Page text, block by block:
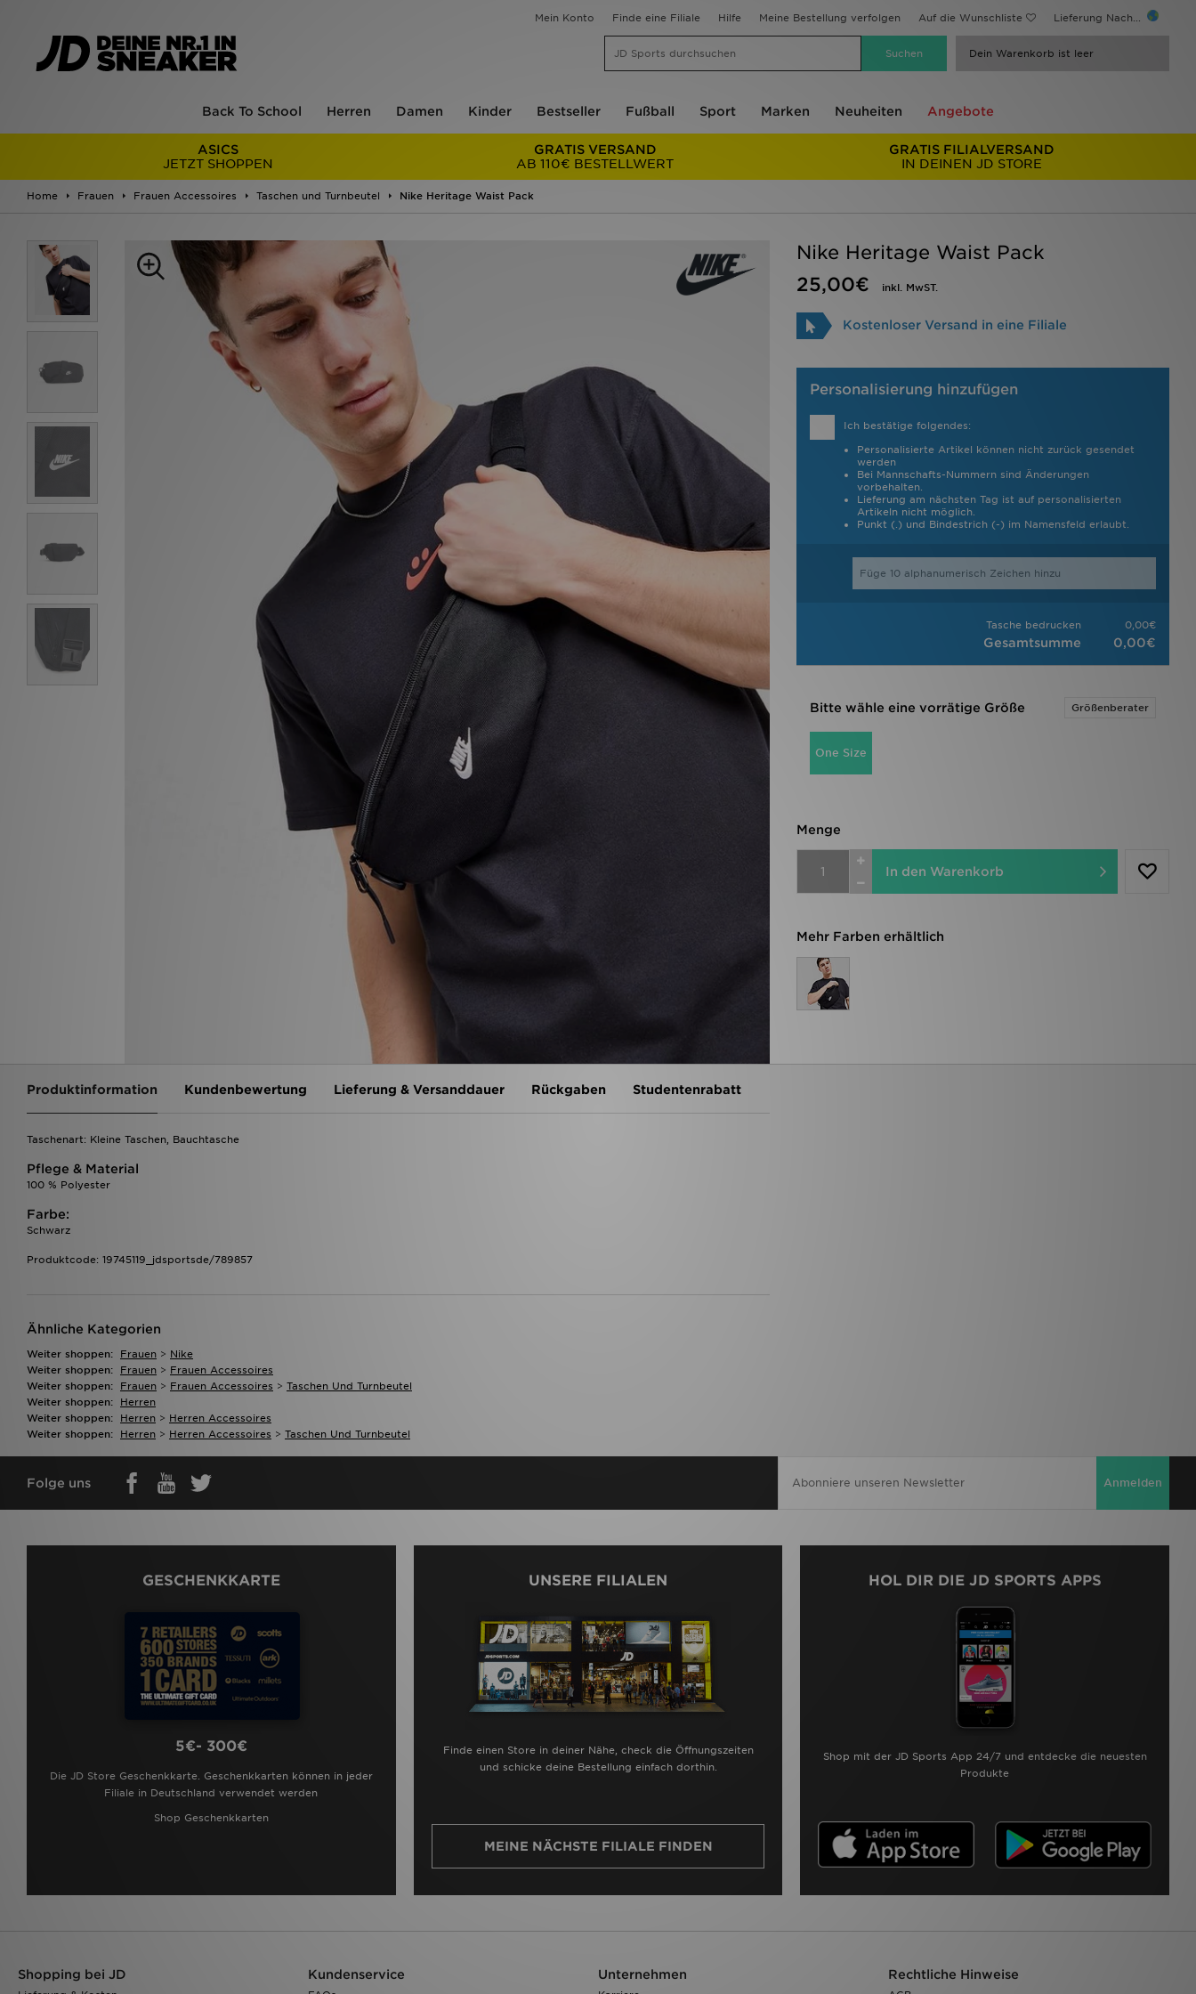
Mein Konto Finde eine Filiale Hilfe Meine Bestellung verfolgen Auf die Wunschliste Lieferung Nach...
Dein Warenkorb ist leer
Back To School Herren Damen Kinder Bestseller Fußball Sport Marken Neuheiten Angebote
ASICS
JETZT SHOPPEN
GRATIS VERSAND
AB 110€ BESTELLWERT
GRATIS FILIALVERSAND
IN DEINEN JD STORE
Home Frauen Frauen Accessoires Taschen und Turnbeutel Nike Heritage Waist Pack
Nike Heritage Waist Pack
25,00€
inkl. MwST.
Kostenloser Versand in eine Filiale
Personalisierung hinzufügen
Ich bestätige folgendes:
Personalisierte Artikel können nicht zurück gesendet
werden
Bei Mannschafts-Nummern sind Änderungen
vorbehalten.
Lieferung am nächsten Tag ist auf personalisierten
Artikeln nicht möglich.
Punkt (.) und Bindestrich (-) im Namensfeld erlaubt.
Tasche bedrucken 0,00€
Gesamtsumme 0,00€
Bitte wähle eine vorrätige Größe Größenberater
One Size
Menge
In den Warenkorb
Mehr Farben erhältlich
Produktinformation Kundenbewertung Lieferung & Versanddauer Rückgaben Studentenrabatt
Taschenart: Kleine Taschen, Bauchtasche
Pflege & Material
100 % Polyester
Farbe:
Schwarz
Produktcode: 19745119_jdsportsde/789857
Ähnliche Kategorien
Weiter shoppen: Frauen > Nike
Weiter shoppen:
Frauen > Frauen Accessoires
Weiter shoppen:
Frauen > Frauen Accessoires > Taschen Und Turnbeutel
Weiter shoppen:
Herren
Weiter shoppen:
Herren > Herren Accessoires
Weiter shoppen:
Herren > Herren Accessoires > Taschen Und Turnbeutel
Folge uns Anmelden
GESCHENKKARTE
5€- 300€
Die JD Store Geschenkkarte. Geschenkkarten können in jeder
Filiale in Deutschland verwendet werden
Shop Geschenkkarten
UNSERE FILIALEN
Finde einen Store in deiner Nähe, check die Öffnungszeiten
und schicke deine Bestellung einfach dorthin.
MEINE NÄCHSTE FILIALE FINDEN
HOL DIR DIE JD SPORTS APPS
Shop mit der JD Sports App 24/7 und entdecke die neuesten
Produkte
Shopping bei JD Kundenservice Unternehmen Rechtliche Hinweise